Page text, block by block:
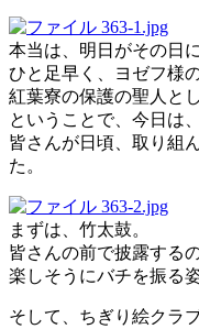
本当は、明日がその日
ひと足早く、ヨゼフ様
紅葉寮の保護の聖人と
ということで、今日は、
皆さんが日頃、取り組
た。
まずは、竹太鼓。
皆さんの前で披露する
楽しそうにバチを振る
そして、ちぎり絵クラブ